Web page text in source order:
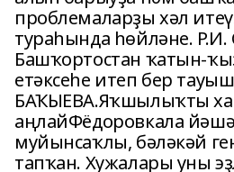
проблемаларҙы хәл
тураһында һөйләне. Р.И.
Башҡортостан ҡатын-
етәксеһе итеп бер
БАҠЫЕВА.Яҡшылыҡты
аңлайФёдоровкала
муйынсаҡлы, бәләкәй
тапҡан. Хужалары уны